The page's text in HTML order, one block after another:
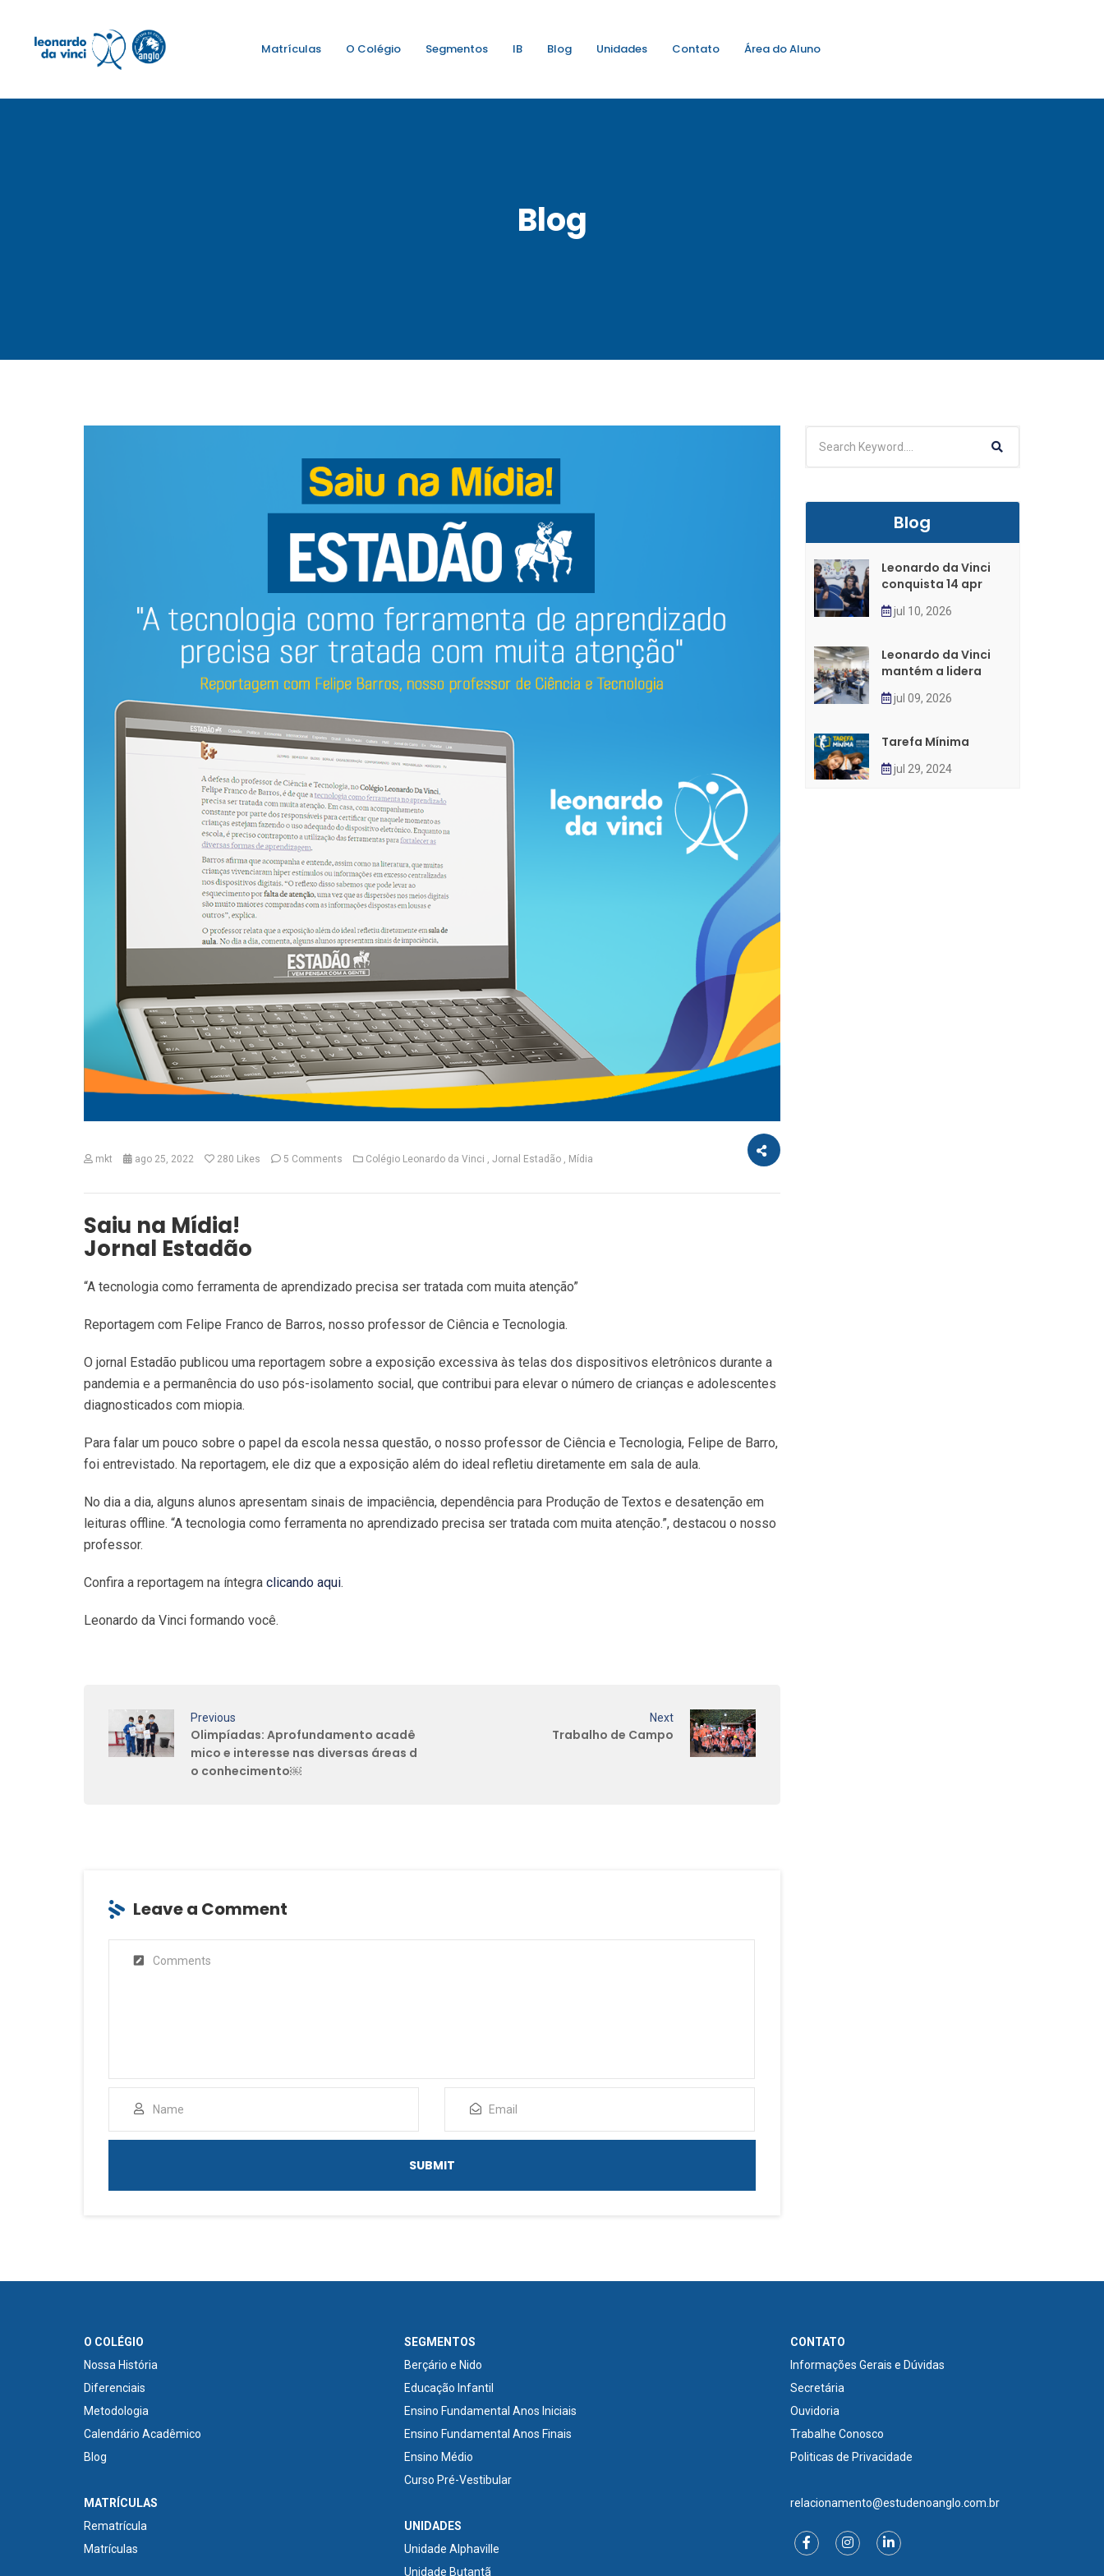
Matrículas O Colégio Segmentos IB Blog Unidades Contato Área do Aluno
Blog
mkt ago 25, 2022 280 Likes 5 Comments Colégio Leonardo da Vinci Jornal Estadão Mídia
Saiu na Mídia!
Jornal Estadão
“A tecnologia como ferramenta de aprendizado precisa ser tratada com muita atenção”
Reportagem com Felipe Franco de Barros, nosso professor de Ciência e Tecnologia.
O jornal Estadão publicou uma reportagem sobre a exposição excessiva às telas dos dispositivos eletrônicos durante a
pandemia e a permanência do uso pós-isolamento social, que contribui para elevar o número de crianças e adolescentes
diagnosticados com miopia.
Para falar um pouco sobre o papel da escola nessa questão, o nosso professor de Ciência e Tecnologia, Felipe de Barro,
foi entrevistado. Na reportagem, ele diz que a exposição além do ideal refletiu diretamente em sala de aula.
No dia a dia, alguns alunos apresentam sinais de impaciência, dependência para Produção de Textos e desatenção em
leituras offline. “A tecnologia como ferramenta no aprendizado precisa ser tratada com muita atenção.”, destacou o nosso
professor.
Confira a reportagem na íntegra clicando aqui.
Leonardo da Vinci formando você.
Previous
Olimpíadas: Aprofundamento acadê
mico e interesse nas diversas áreas d
o conhecimento￼
Next
Trabalho de Campo
Leave a Comment
Blog
Leonardo da Vinci
conquista 14 apr
jul 10, 2026
Leonardo da Vinci
mantém a lidera
jul 09, 2026
Tarefa Mínima
jul 29, 2024
O COLÉGIO
Nossa História
Diferenciais
Metodologia
Calendário Acadêmico
Blog
MATRÍCULAS
Rematrícula
Matrículas
SEGMENTOS
Berçário e Nido
Educação Infantil
Ensino Fundamental Anos Iniciais
Ensino Fundamental Anos Finais
Ensino Médio
Curso Pré-Vestibular
UNIDADES
Unidade Alphaville
Unidade Butantã
CONTATO
Informações Gerais e Dúvidas
Secretária
Ouvidoria
Trabalhe Conosco
Politicas de Privacidade
relacionamento@estudenoanglo.com.br